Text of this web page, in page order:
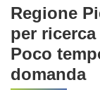
Regione
per
Poco
domanda